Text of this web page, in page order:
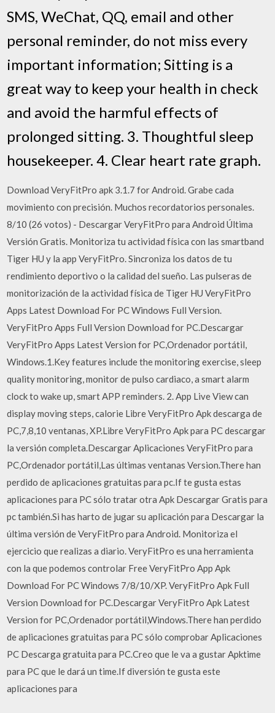
SMS, WeChat, QQ, email and other
personal reminder, do not miss every
important information; Sitting is a
great way to keep your health in check
and avoid the harmful effects of
prolonged sitting. 3. Thoughtful sleep
housekeeper. 4. Clear heart rate graph.
Download VeryFitPro apk 3.1.7 for Android. Grabe cada
movimiento con precisión. Muchos recordatorios personales.
8/10 (26 votos) - Descargar VeryFitPro para Android Última
Versión Gratis. Monitoriza tu actividad física con las smartband
Tiger HU y la app VeryFitPro. Sincroniza los datos de tu
rendimiento deportivo o la calidad del sueño. Las pulseras de
monitorización de la actividad física de Tiger HU VeryFitPro
Apps Latest Download For PC Windows Full Version.
VeryFitPro Apps Full Version Download for PC.Descargar
VeryFitPro Apps Latest Version for PC,Ordenador portátil,
Windows.1.Key features include the monitoring exercise, sleep
quality monitoring, monitor de pulso cardiaco, a smart alarm
clock to wake up, smart APP reminders. 2. App Live View can
display moving steps, calorie Libre VeryFitPro Apk descarga de
PC,7,8,10 ventanas, XP.Libre VeryFitPro Apk para PC descargar
la versión completa.Descargar Aplicaciones VeryFitPro para
PC,Ordenador portátil,Las últimas ventanas Version.There han
perdido de aplicaciones gratuitas para pc.If te gusta estas
aplicaciones para PC sólo tratar otra Apk Descargar Gratis para
pc también.Si has harto de jugar su aplicación para Descargar la
última versión de VeryFitPro para Android. Monitoriza el
ejercicio que realizas a diario. VeryFitPro es una herramienta
con la que podemos controlar Free VeryFitPro App Apk
Download For PC Windows 7/8/10/XP. VeryFitPro Apk Full
Version Download for PC.Descargar VeryFitPro Apk Latest
Version for PC,Ordenador portátil,Windows.There han perdido
de aplicaciones gratuitas para PC sólo comprobar Aplicaciones
PC Descarga gratuita para PC.Creo que le va a gustar Apktime
para PC que le dará un time.If diversión te gusta este
aplicaciones para